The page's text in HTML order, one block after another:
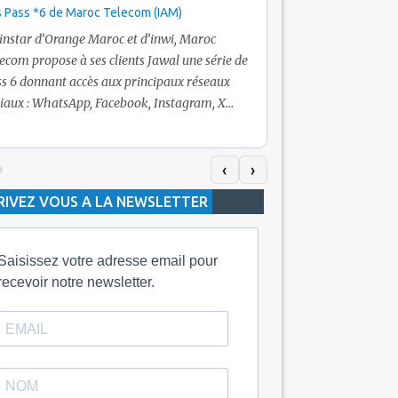
Pass *6 de Maroc Telecom (IAM)
d’Orange Maroc et d’inwi, Maroc
propose à ses clients Jawal une série de
6 donnant accès aux principaux réseaux
: WhatsApp, Facebook, Instagram, X
inclut 100 Mo, le Pass 10 Dh offre 400 Mo,
que les formules à 20 Dh et 30 Dh
respectivement 1 Go et 2 Go. Les
de validité sont de 3 jours pour
‹ ›
VOUS A LA NEWSLETTER
votre adresse email pour
notre newsletter.